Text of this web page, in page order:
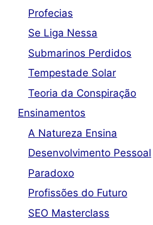
Profecias
Se Liga Nessa
Submarinos Perdidos
Tempestade Solar
Teoria da Conspiração
Ensinamentos
A Natureza Ensina
Desenvolvimento Pessoal
Paradoxo
Profissões do Futuro
SEO Masterclass